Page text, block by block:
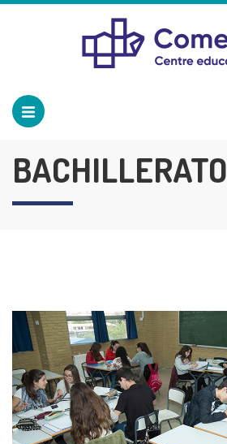
BACHILLERATO